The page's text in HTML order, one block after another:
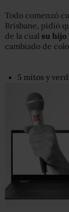
Todo comenzó
Brisbane, pidió
de la cual su hijo
cambiado de
5 mitos y